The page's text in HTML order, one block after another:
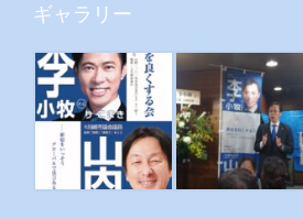
ギャラリー